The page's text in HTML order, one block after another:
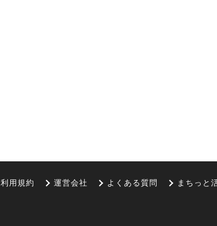
利用規約 運営会社 よくある質問 まちっと